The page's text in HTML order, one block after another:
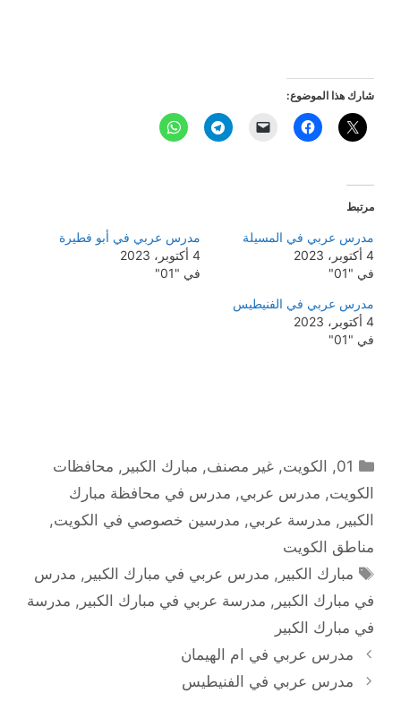
شارك هذا الموضوع:
مرتبط
مدرس عربي في المسيلة
4 أكتوبر، 2023
في "01"
مدرس عربي في أبو فطيرة
4 أكتوبر، 2023
في "01"
مدرس عربي في الفنيطيس
4 أكتوبر، 2023
في "01"
التصنيفات
01
, الكويت,غير مصنف, مبارك الكبير , محافظات
الكويت, مدرس عربي, مدرس في محافظة مبارك
الكبير , مدرسة عربي, مدرسين خصوصي في الكويت,
مناطق الكويت
الوسوم
مبارك الكبير , مدرس عربي في مبارك الكبير , مدرس
في مبارك الكبير , مدرسة عربي في مبارك الكبير , مدرسة
في مبارك الكبير
مدرس عربي في ام الهيمان
مدرس عربي في الفنيطيس